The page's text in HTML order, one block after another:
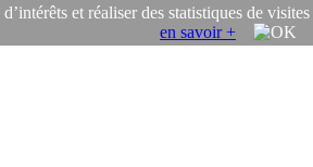
et réaliser des statistiques de visites
en savoir +